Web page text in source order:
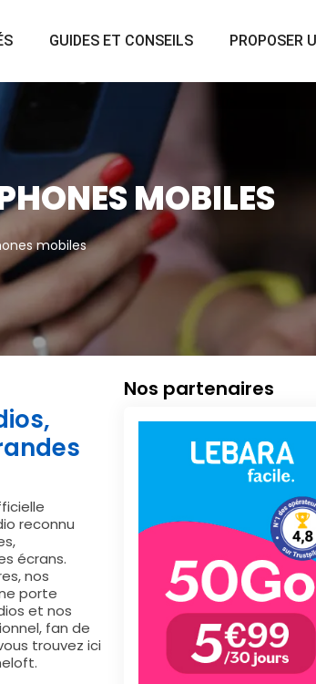
GUIDES ET CONSEILS PROPOSER
MOBILES
mobiles
reconnu
écrans.
nos
porte
et nos
fan de
trouvez ici
Nos partenaires